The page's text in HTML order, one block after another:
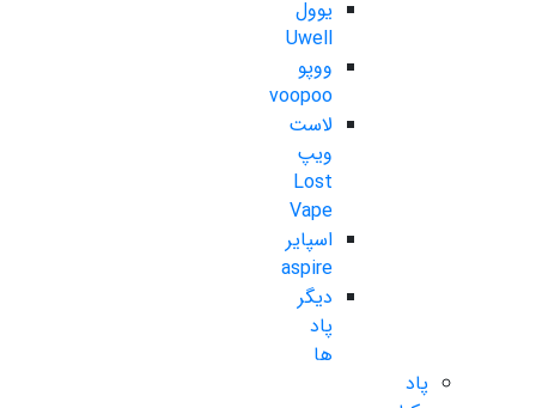
یوول
Uwell
ووپو
voopoo
لاست
ویپ
Lost
Vape
اسپایر
aspire
دیگر
پاد
ها
پاد